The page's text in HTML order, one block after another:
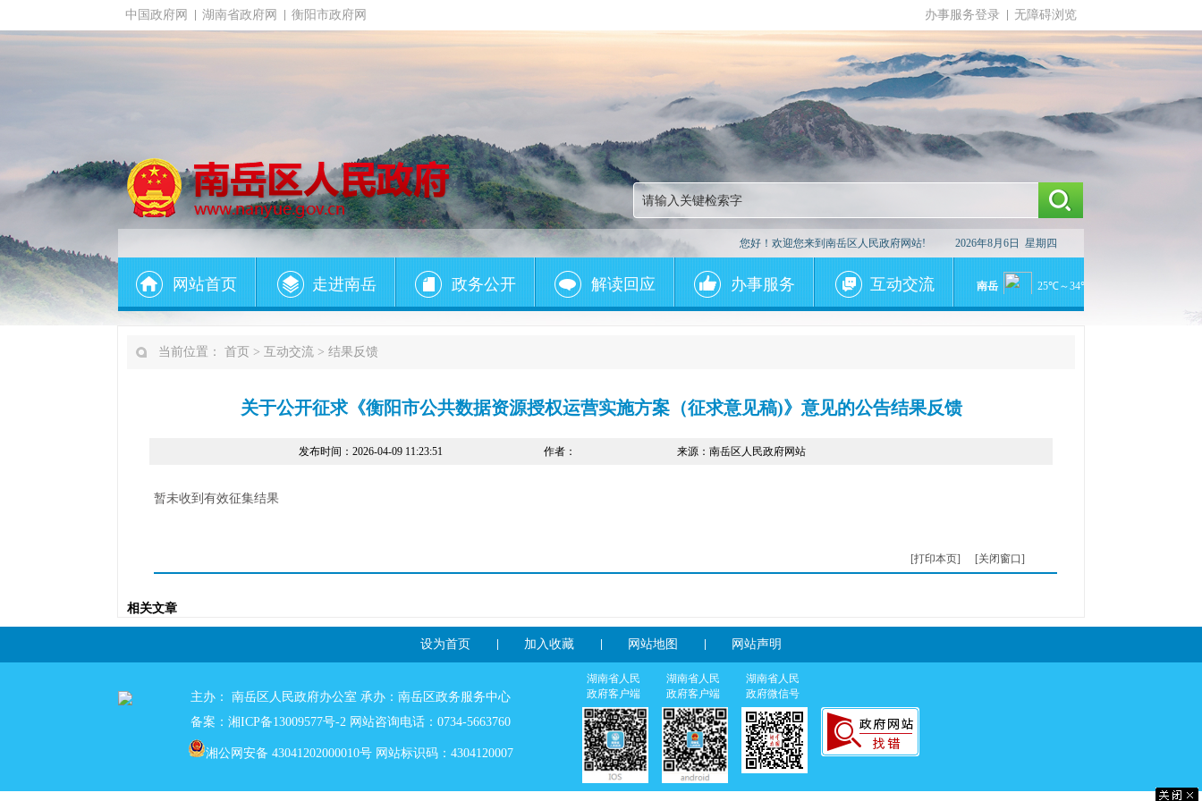
中国政府网 湖南省政府网 衡阳市政府网 办事服务登录 无障碍浏览
您好！欢迎您来到南岳区人民政府网站! 2026年8月6日 星期四
网站首页 走进南岳 政务公开 解读回应 办事服务 互动交流
当前位置： 首页 > 互动交流 > 结果反馈
关于公开征求《衡阳市公共数据资源授权运营实施方案（征求意见稿)》意见的公告结果反馈
发布时间：2026-04-09 11:23:51 作者： 来源：南岳区人民政府网站
暂未收到有效征集结果
[打印本页] [关闭窗口]
相关文章
设为首页 加入收藏 网站地图 网站声明
主办： 南岳区人民政府办公室 承办：南岳区政务服务中心
备案：湘ICP备13009577号-2 网站咨询电话：0734-5663760
湘公网安备 43041202000010号 网站标识码：4304120007
湖南省人民
政府客户端
湖南省人民
政府客户端
湖南省人民
政府微信号